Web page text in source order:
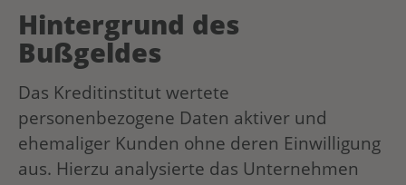
Hintergrund des
Bußgeldes
Das Kreditinstitut wertete
personenbezogene Daten aktiver und
ehemaliger Kunden ohne deren Einwilligung
aus. Hierzu analysierte das Unternehmen